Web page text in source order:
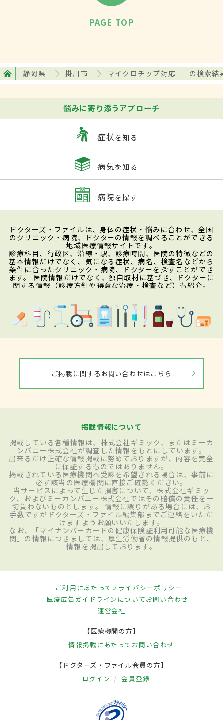
PAGE TOP
静岡県 掛川市 マイクロチップ対応 の検索結
悩みに寄り添うアプローチ
症状を知る
病気を知る
病院を探す
ドクターズ・ファイルは、身体の症状・悩みに合わせ、全国
のクリニック・病院、ドクターの情報を調べることができる
地域医療情報サイトです。
診療科目、行政区、沿線・駅、診療時間、医院の特徴などの
基本情報だけでなく、気になる症状、病名、検査名などから
条件に合ったクリニック・病院、ドクターを探すことができ
ます。 医院情報だけでなく、独自取材に基づき、ドクターに
関する情報（診療方針や得意な治療・検査など）も紹介。
ご掲載に関するお問い合わせはこちら
掲載情報について
掲載している各種情報は、株式会社ギミック、またはミーカ
ンパニー株式会社が調査した情報をもとにしています。
出来るだけ正確な情報掲載に努めておりますが、内容を完全
に保証するものではありません。
掲載されている医療機関へ受診を希望される場合は、事前に
必ず該当の医療機関に直接ご確認ください。
当サービスによって生じた損害について、株式会社ギミッ
ク、およびミーカンパニー株式会社ではその賠償の責任を一
切負わないものとします。 情報に誤りがある場合には、お
手数ですがドクターズ・ファイル編集部までご連絡をいただ
けますようお願いいたします。
なお、「マイナンバーカードの健康保険証利用可能な医療機
関」の情報につきましては、厚生労働省の情報提供のもと、
情報を掲出しております。
ご利用にあたってプライバシーポリシー
医療広告ガイドラインについてお問い合わせ
運営会社
【医療機関の方】
情報掲載にあたって お問い合わせ
【ドクターズ・ファイル会員の方】
ログイン 会員登録